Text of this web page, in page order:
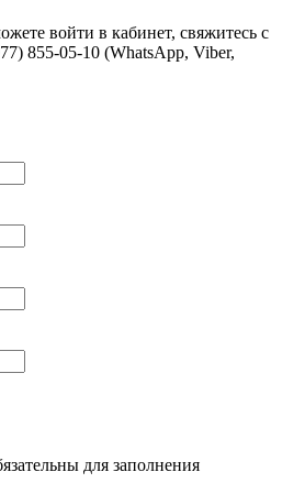
войти в кабинет, свяжитесь с
855-05-10 (WhatsApp, Viber,
для заполнения